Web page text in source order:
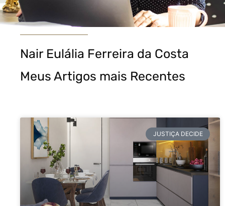
Nair Eulália Ferreira da Costa
Meus Artigos mais Recentes
JUSTIÇA DECIDE